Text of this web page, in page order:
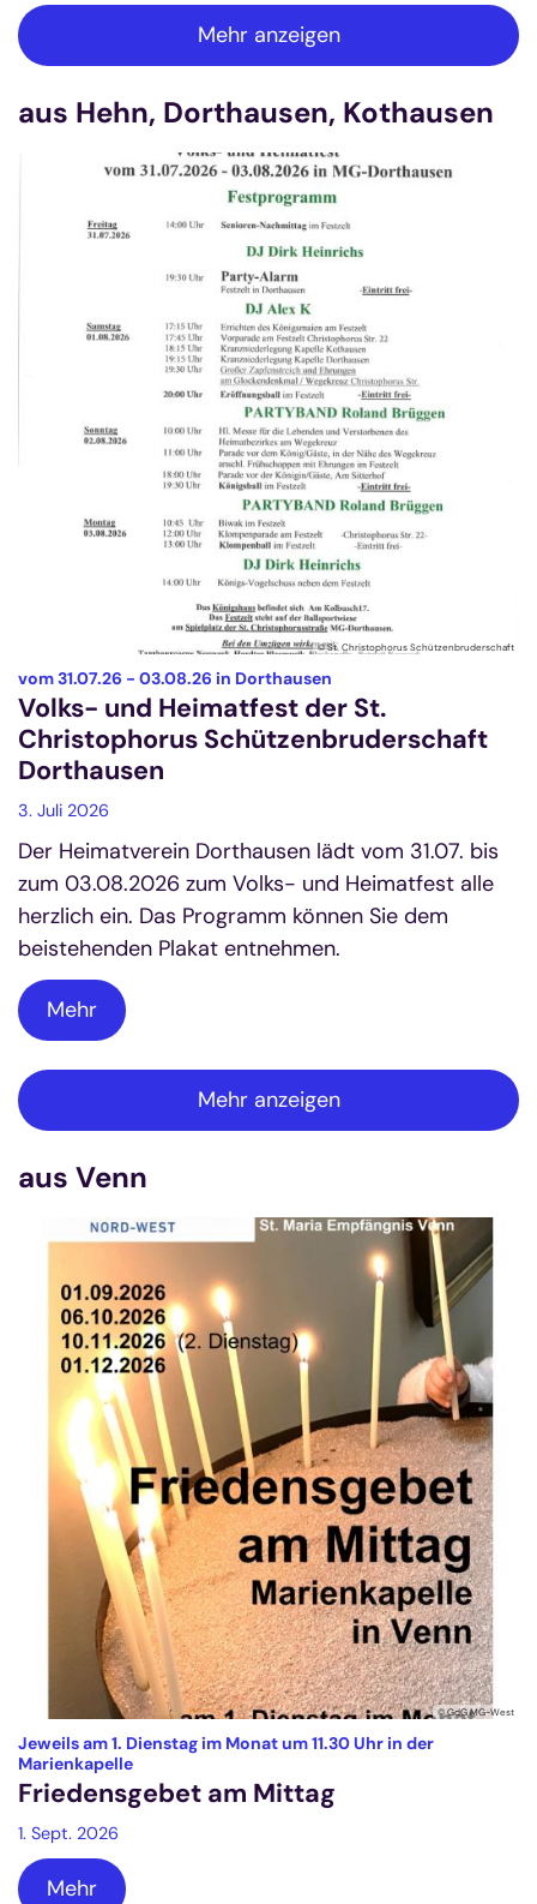
Mehr anzeigen
aus Hehn, Dorthausen, Kothausen
© St. Christophorus Schützenbruderschaft
vom 31.07.26 - 03.08.26 in Dorthausen
Volks- und Heimatfest der St.
Christophorus Schützenbruderschaft
Dorthausen
3. Juli 2026
Der Heimatverein Dorthausen lädt vom 31.07. bis
zum 03.08.2026 zum Volks- und Heimatfest alle
herzlich ein. Das Programm können Sie dem
beistehenden Plakat entnehmen.
Mehr
Mehr anzeigen
aus Venn
© GdG MG-West
Jeweils am 1. Dienstag im Monat um 11.30 Uhr in der
Marienkapelle:
Friedensgebet am Mittag
1. Sept. 2026
Mehr